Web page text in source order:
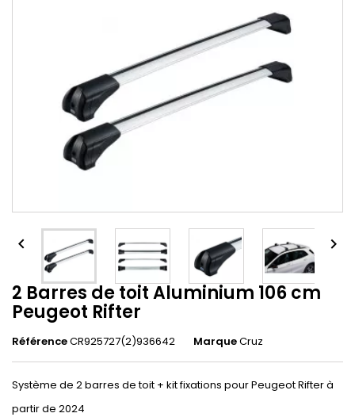
 
2 Barres de toit Aluminium 106 cm
Peugeot Rifter
RéférenceCR925727(2)936642 MarqueCruz
Système de 2 barres de toit + kit fixations pour Peugeot Rifter à
partir de 2024